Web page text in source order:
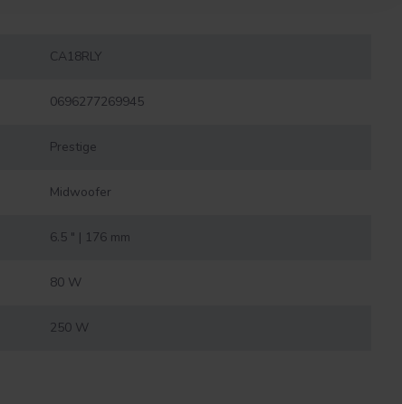
CA18RLY
0696277269945
Prestige
Midwoofer
6.5 " | 176 mm
80 W
250 W